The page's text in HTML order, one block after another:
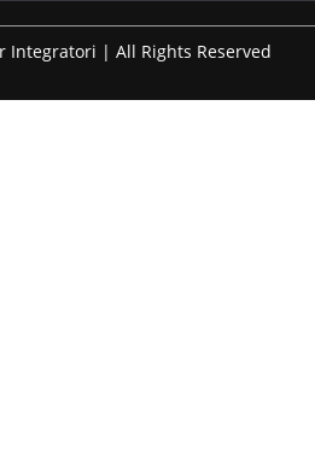
Integratori | All Rights Reserved